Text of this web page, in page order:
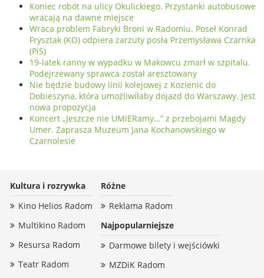
Koniec robót na ulicy Okulickiego. Przystanki autobusowe
wracają na dawne miejsce
Wraca problem Fabryki Broni w Radomiu. Poseł Konrad
Frysztak (KO) odpiera zarzuty posła Przemysława Czarnka
(PiS)
19-latek ranny w wypadku w Makowcu zmarł w szpitalu.
Podejrzewany sprawca został aresztowany
Nie będzie budowy linii kolejowej z Kozienic do
Dobieszyna, która umożliwiłaby dojazd do Warszawy. Jest
nowa propozycja
Koncert „Jeszcze nie UMiERamy…” z przebojami Magdy
Umer. Zaprasza Muzeum Jana Kochanowskiego w
Czarnolesie
Kultura i rozrywka
Kino Helios Radom
Multikino Radom
Resursa Radom
Teatr Radom
Różne
Reklama Radom
Najpopularniejsze
Darmowe bilety i wejściówki
MZDiK Radom